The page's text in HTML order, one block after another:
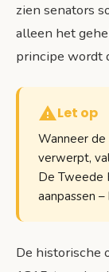
zien senators
alleen het
principe wordt
Let op
Wanneer
verwerpt,
De Tweede
aanpassen
De historische